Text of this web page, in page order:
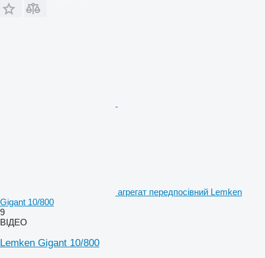
агрегат передпосівний Lemken
Gigant 10/800
9
ВІДЕО
Lemken Gigant 10/800